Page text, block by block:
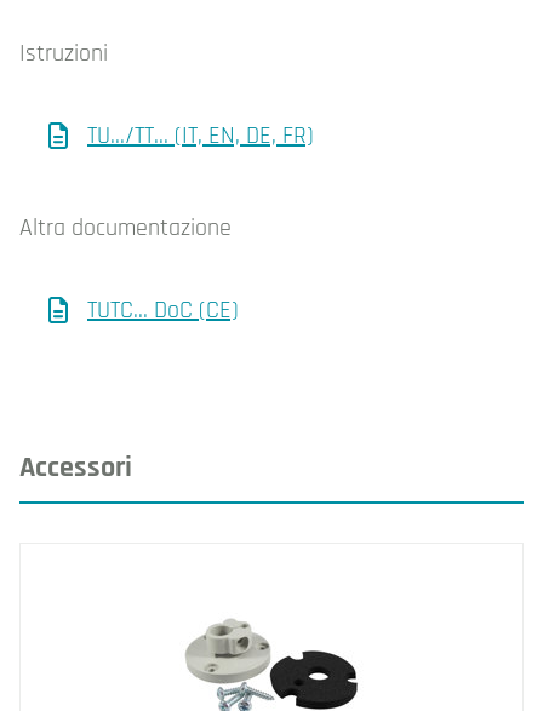
Istruzioni
TU.../TT... (IT, EN, DE, FR)
Altra documentazione
TUTC... DoC (CE)
Accessori